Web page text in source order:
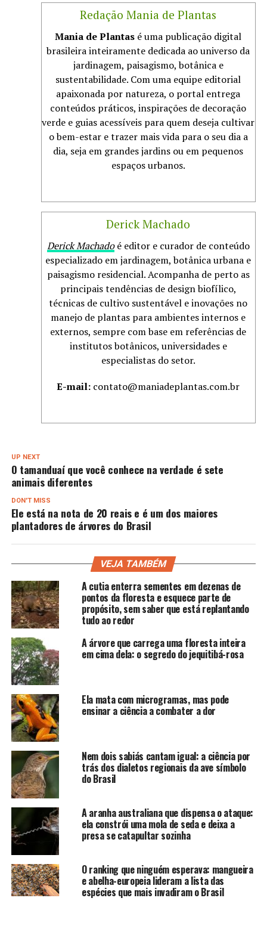
Redação Mania de Plantas
Mania de Plantas é uma publicação digital
brasileira inteiramente dedicada ao universo da
jardinagem, paisagismo, botânica e
sustentabilidade. Com uma equipe editorial
apaixonada por natureza, o portal entrega
conteúdos práticos, inspirações de decoração
verde e guias acessíveis para quem deseja cultivar
o bem-estar e trazer mais vida para o seu dia a
dia, seja em grandes jardins ou em pequenos
espaços urbanos.
Derick Machado
Derick Machadoé editor e curador de conteúdo
especializado em jardinagem, botânica urbana e
paisagismo residencial. Acompanha de perto as
principais tendências de design biofílico,
técnicas de cultivo sustentável e inovações no
manejo de plantas para ambientes internos e
externos, sempre com base em referências de
institutos botânicos, universidades e
especialistas do setor.
E-mail: contato@maniadeplantas.com.br
UP NEXT
O tamanduaí que você conhece na verdade é sete
animais diferentes
DON'T MISS
Ele está na nota de 20 reais e é um dos maiores
plantadores de árvores do Brasil
VEJA TAMBÉM
A cutia enterra sementes em dezenas de
pontos da floresta e esquece parte de
propósito, sem saber que está replantando
tudo ao redor
A árvore que carrega uma floresta inteira
em cima dela: o segredo do jequitibá-rosa
Ela mata com microgramas, mas pode
ensinar a ciência a combater a dor
Nem dois sabiás cantam igual: a ciência por
trás dos dialetos regionais da ave símbolo
do Brasil
A aranha australiana que dispensa o ataque:
ela constrói uma mola de seda e deixa a
presa se catapultar sozinha
O ranking que ninguém esperava: mangueira
e abelha-europeia lideram a lista das
espécies que mais invadiram o Brasil